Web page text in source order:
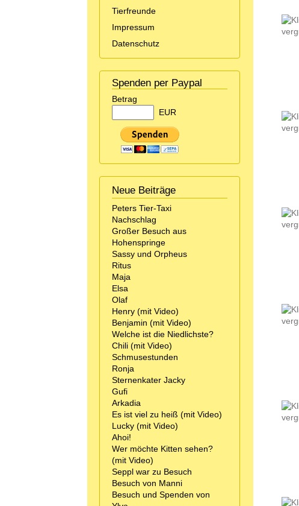
Tierfreunde
Impressum
Datenschutz
Spenden per Paypal
Betrag
EUR
Neue Beiträge
Peters Tier-Taxi
Nachschlag
Großer Besuch aus
Hohenspringe
Sassy und Orpheus
Ritus
Maja
Elsa
Olaf
Henry (mit Video)
Benjamin (mit Video)
Welche ist die Niedlichste?
Chili (mit Video)
Schmusestunden
Ronja
Sternenkater Jacky
Gufi
Arkadia
Es ist viel zu heiß (mit Video)
Lucky (mit Video)
Ahoi!
Wer möchte Kitten sehen?
(mit Video)
Seppl war zu Besuch
Besuch von Manni
Besuch und Spenden von